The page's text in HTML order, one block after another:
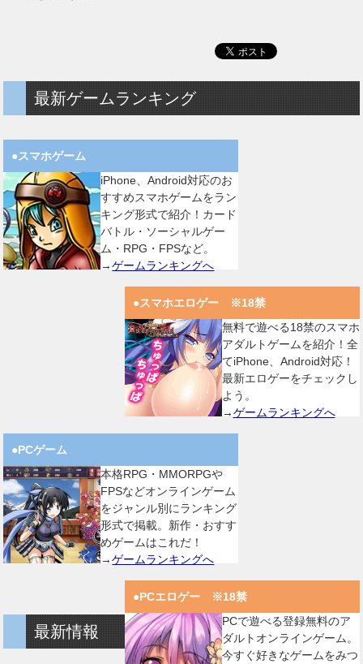
最新ゲームランキング
●スマホゲーム
iPhone、Android対応のお
すすめスマホゲームをラン
キング形式で紹介！カード
バトル・ソーシャルゲー
ム・RPG・FPSなど。
→ゲームランキングへ
●スマホエロゲー ※18禁
無料で遊べる18禁のスマホ
アダルトゲームを紹介！全
てiPhone、Android対応！
最新エロゲーをチェックし
よう。
→ゲームランキングへ
●PCゲーム
本格RPG・MMORPGや
FPSなどオンラインゲーム
をジャンル別にランキング
形式で掲載。新作・おすす
めゲームはこれだ！
→ゲームランキングへ
●PCエロゲー ※18禁
PCで遊べる登録無料のア
ダルトオンラインゲーム。
今すぐ好きなゲームをみつ
最新情報